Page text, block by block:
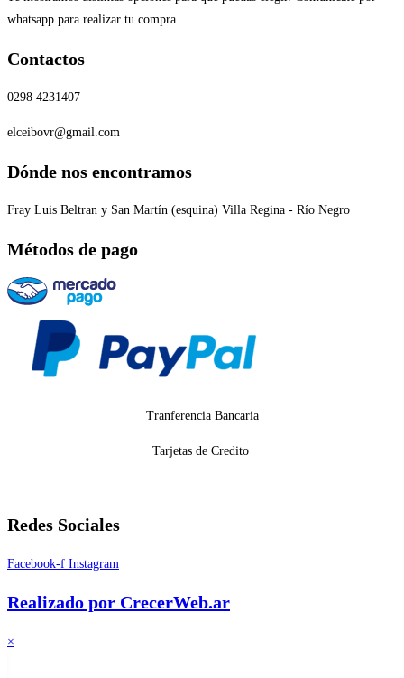
whatsapp para realizar tu compra.
Contactos
0298 4231407
elceibovr@gmail.com
Dónde nos encontramos
Fray Luis Beltran y San Martín (esquina) Villa Regina - Río Negro
Métodos de pago
Tranferencia Bancaria
Tarjetas de Credito
Redes Sociales
Facebook-f Instagram
Realizado por CrecerWeb.ar
×